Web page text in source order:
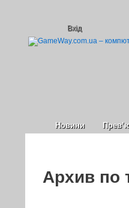
Вхід
Новини
Архив по